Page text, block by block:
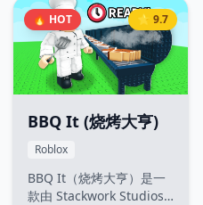
厅。随着业务规模扩大，
你可以雇佣员工协助工
作、饲养动物或种植作物
以获取新鲜食材。即使离
线，餐厅也会为你持续赚
取被动收益，助你轻松打
造属于自己的美食帝国！
🔥 HOT ⭐ 9.7
BBQ It (烧烤大亨)
Roblox
BBQ It（烧烤大亨）是一
款由 Stackwork Studios: